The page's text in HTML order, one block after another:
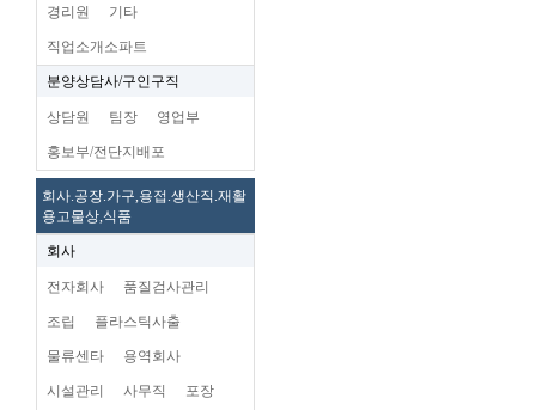
경리원 기타
직업소개소파트
분양상담사/구인구직
상담원 팀장 영업부
홍보부/전단지배포
회사.공장.가구,용접.생산직.재활
용고물상,식품
회사
전자회사 품질검사관리
조립 플라스틱사출
물류센타 용역회사
시설관리 사무직 포장